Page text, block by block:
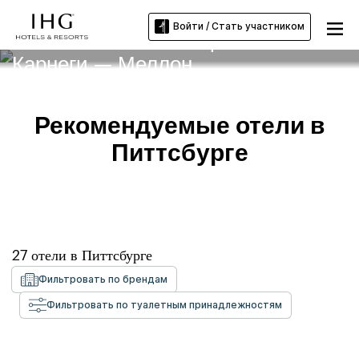
Войти / Стать участником
Отели вблизи Университета
Карнеги — Меллон
Рекомендуемые отели в
Питтсбурге
27 отели в Питтсбурге
Фильтровать по брендам
Фильтровать по туалетным принадлежностям